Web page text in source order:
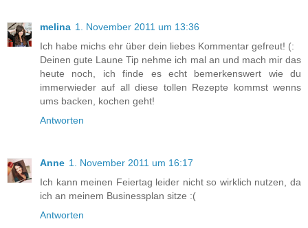
melina 1. November 2011 um 13:36
Ich habe michs ehr über dein liebes Kommentar gefreut! (:
Deinen gute Laune Tip nehme ich mal an und mach mir das
heute noch, ich finde es echt bemerkenswert wie du
immerwieder auf all diese tollen Rezepte kommst wenns
ums backen, kochen geht!
Antworten
Anne 1. November 2011 um 16:17
Ich kann meinen Feiertag leider nicht so wirklich nutzen, da
ich an meinem Businessplan sitze :(
Antworten